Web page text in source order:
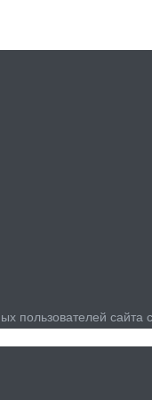
пользователей